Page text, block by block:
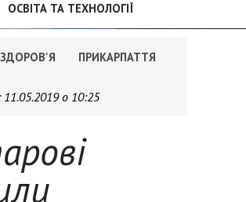
ОСВІТА ТА ТЕХНОЛОГІЇ
ЗДОРОВ'Я ПРИКАРПАТТЯ
11.05.2019 о 10:25